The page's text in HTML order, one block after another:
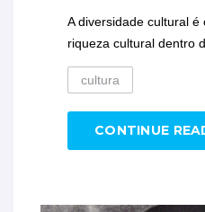
A diversidade cultural é
riqueza cultural dentro
cultura
CONTINUE